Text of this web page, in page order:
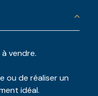
vendre.
ou de réaliser un
idéal.